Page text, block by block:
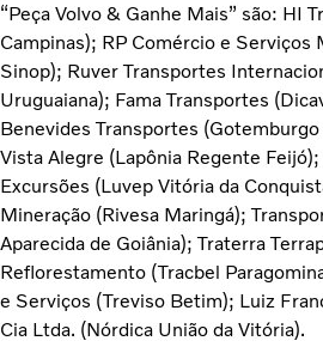
“Peça Volvo & Ganhe Mais” são: HI
Campinas); RP Comércio e Serviços
Sinop); Ruver Transportes
Uruguaiana); Fama Transportes
Benevides Transportes
Vista Alegre (Lapônia Regente
Excursões (Luvep Vitória da
Mineração (Rivesa Maringá);
Aparecida de Goiânia); Traterra
Reflorestamento (Tracbel
e Serviços (Treviso Betim); Luiz
Cia Ltda. (Nórdica União da Vitória).